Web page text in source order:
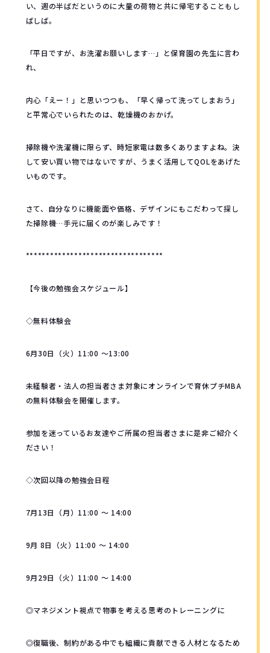
い、週の半ばだというのに大量の荷物と共に帰宅することもし
ばしば。
「平日ですが、お洗濯お願いします…」と保育園の先生に言わ
れ、
内心「えー！」と思いつつも、「早く帰って洗ってしまおう」
と平常心でいられたのは、乾燥機のおかげ。
掃除機や洗濯機に限らず、時短家電は数多くありますよね。決
して安い買い物ではないですが、うまく活用してQOLをあげた
いものです。
さて、自分なりに機能面や価格、デザインにもこだわって探し
た掃除機…手元に届くのが楽しみです！
**********************************
【今後の勉強会スケジュール】
◇無料体験会
6月30日（火）11:00 ～13:00
未経験者・法人の担当者さま対象にオンラインで育休プチMBA
の無料体験会を開催します。
参加を迷っているお友達やご所属の担当者さまに是非ご紹介く
ださい！
◇次回以降の勉強会日程
7月13日（月）11:00 ～ 14:00
9月 8日（火）11:00 ～ 14:00
9月29日（火）11:00 ～ 14:00
◎マネジメント視点で物事を考える思考のトレーニングに
◎復職後、制約がある中でも組織に貢献できる人材となるため